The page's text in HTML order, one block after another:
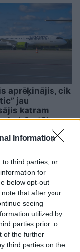
Information
to third parties, or
for
below opt-out
that after your
seeing
utilized by
parties prior to
of the further
third parties on the
aprēķinājis, cik
jau
katram
iedzīvotājam